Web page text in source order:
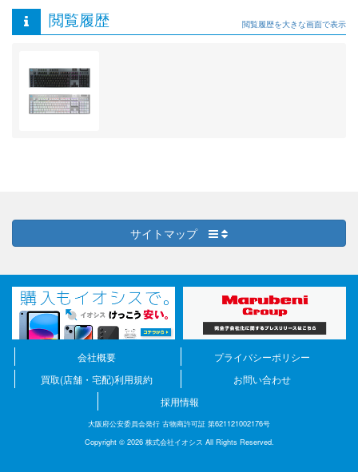
閲覧履歴 閲覧履歴を大きな画面で表示
サイトマップ
会社概要
プライバシーポリシー
買取(店舗・宅配)利用規約
お問い合わせ
採用情報
大阪府公安委員会発行 古物商許可証 第621121002176号
Copyright © 2026 株式会社イオシス All Rights Reserved.